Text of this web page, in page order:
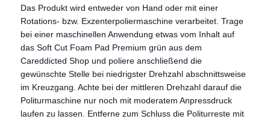
Das Produkt wird entweder von Hand oder mit einer
Rotations- bzw. Exzenterpoliermaschine verarbeitet. Trage
bei einer maschinellen Anwendung etwas vom Inhalt auf
das Soft Cut Foam Pad Premium grün aus dem
Careddicted Shop und poliere anschließend die
gewünschte Stelle bei niedrigster Drehzahl abschnittsweise
im Kreuzgang. Achte bei der mittleren Drehzahl darauf die
Politurmaschine nur noch mit moderatem Anpressdruck
laufen zu lassen. Entferne zum Schluss die Politurreste mit